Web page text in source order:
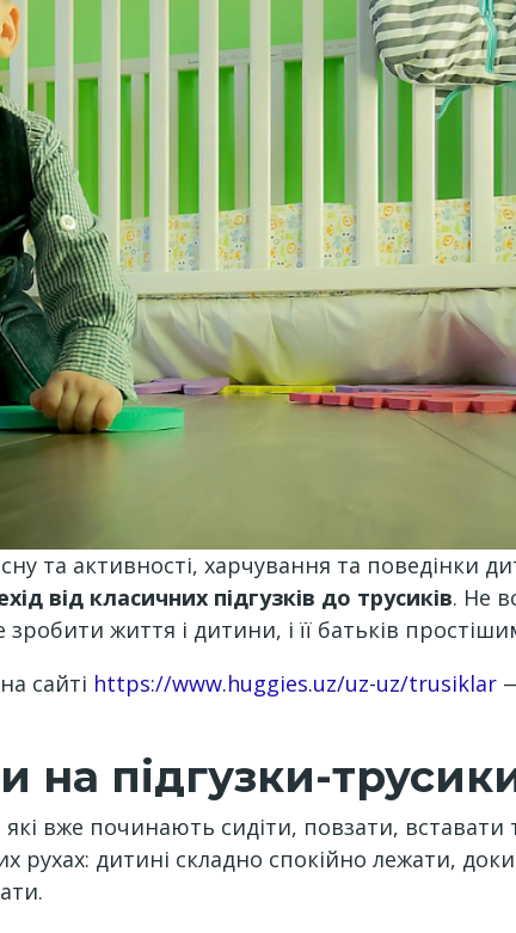
та активності, харчування та поведінки
від класичних підгузків до трусиків. Не
зробити життя і дитини, і її батьків
сайті https://www.huggies.uz/uz-uz/trusiklar
на підгузки-
які вже починають сидіти, повзати,
дитині складно спокійно лежати,